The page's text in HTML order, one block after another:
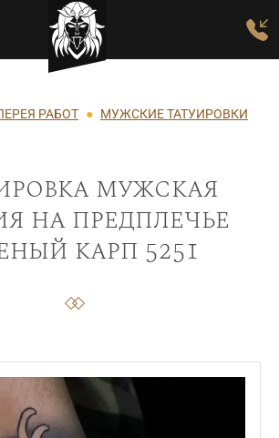
содержанию
РАБОТ МУЖСКИЕ ТАТУИРОВКИ
мужская
на предплечье
карп 5251